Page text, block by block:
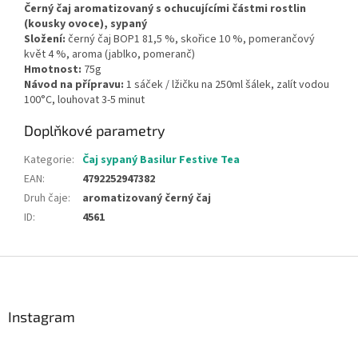
Černý čaj aromatizovaný s ochucujícími částmi rostlin
(kousky ovoce), sypaný
Složení: černý čaj BOP1 81,5 %, skořice 10 %, pomerančový
květ 4 %, aroma (jablko, pomeranč)
Hmotnost: 75g
Návod na přípravu: 1 sáček / lžičku na 250ml šálek, zalít vodou
100°C, louhovat 3-5 minut
Doplňkové parametry
Kategorie: Čaj sypaný Basilur Festive Tea
EAN:
4792252947382
Druh čaje:
aromatizovaný černý čaj
ID: 4561
Instagram